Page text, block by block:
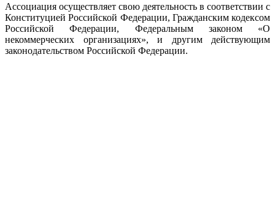
Ассоциация осуществляет свою деятельность в соответствии с
Конституцией Российской Федерации, Гражданским кодексом
Российской Федерации, Федеральным законом «О
некоммерческих организациях», и другим действующим
законодательством Российской Федерации.